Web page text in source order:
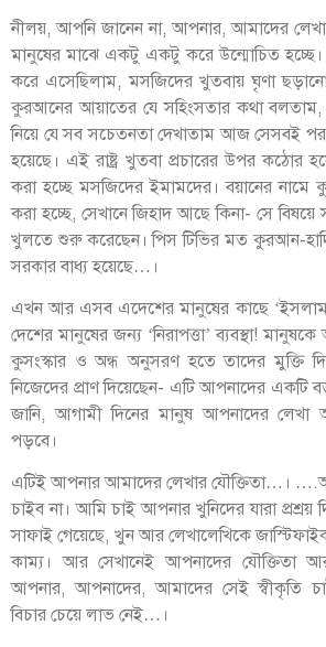
নীলয়, আপনি জানেন না, আপনার, আমাদের
মানুষের মাঝে একটু একটু করে উন্মোচিত
করে এসেছিলাম, মসজিদের খুতবায় ঘৃণা
কুরআনের আয়াতের যে সহিংসতার কথা বলতাম,
নিয়ে যে সব সচেতনতা দেখাতাম আজ সেসবই
হয়েছে। এই রাষ্ট্র খুতবা প্রচারের উপর কঠোর
করা হচ্ছে মসজিদের ইমামদের। বয়ানের
করা হচ্ছে, সেখানে জিহাদ আছে কিনা- সে
খুলতে শুরু করেছেন। পিস টিভির মত কুরআন-
সরকার বাধ্য হয়েছে…।
এখন আর এসব এদেশের মানুষের কাছে ‘ইসলাম
দেশের মানুষের জন্য ‘নিরাপত্তা’ ব্যবস্থা! মানুষকে
কুসংস্কার ও অন্ধ অনুসরণ হতে তাদের মুক্তি
নিজেদের প্রাণ দিয়েছেন- এটি আপনাদের একটি
জানি, আগামী দিনের মানুষ আপনাদের
পড়বে।
এটিই আপনার আমাদের লেখার যৌক্তিতা…।
চাইব না। আমি চাই আপনার খুনিদের যারা প্রশ্রয়
সাফাই গেয়েছে, খুন আর লেখালেখিকে
কাম্য। আর সেখানেই আপনাদের যৌক্তিতা আর
আপনার, আপনাদের, আমাদের সেই স্বীকৃতি
বিচার চেয়ে লাভ নেই…।